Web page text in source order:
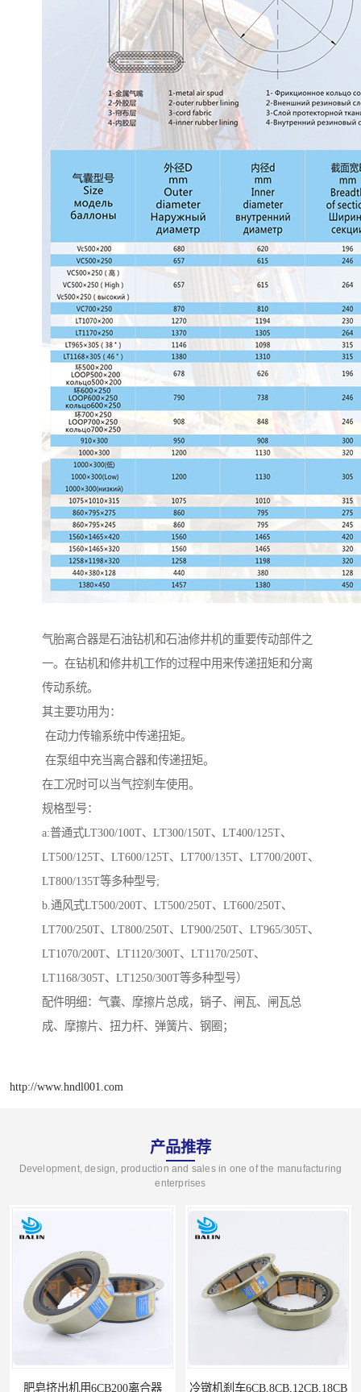
气胎离合器是石油钻机和石油修井机的重要传动部件之
一。在钻机和修井机工作的过程中用来传递扭矩和分离
传动系统。
其主要功用为：
在动力传输系统中传递扭矩。
在泵组中充当离合器和传递扭矩。
在工况时可以当气控刹车使用。
规格型号：
a:普通式LT300/100T、LT300/150T、LT400/125T、
LT500/125T、LT600/125T、LT700/135T、LT700/200T、
LT800/135T等多种型号;
b.通风式LT500/200T、LT500/250T、LT600/250T、
LT700/250T、LT800/250T、LT900/250T、LT965/305T、
LT1070/200T、LT1120/300T、LT1170/250T、
LT1168/305T、LT1250/300T等多种型号）
配件明细：气囊、摩擦片总成，销子、闸瓦、闸瓦总
成、摩擦片、扭力杆、弹簧片、钢圈；
http://www.hndl001.com
产品推荐
Development, design, production and sales in one of the manufacturing
enterprises
肥皂挤出机用6CB200离合器 冷镦机刹车6CB,8CB,12CB,18CB